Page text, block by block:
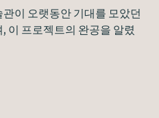
이 오랫동안 기대를 모았던
이 프로젝트의 완공을 알렸